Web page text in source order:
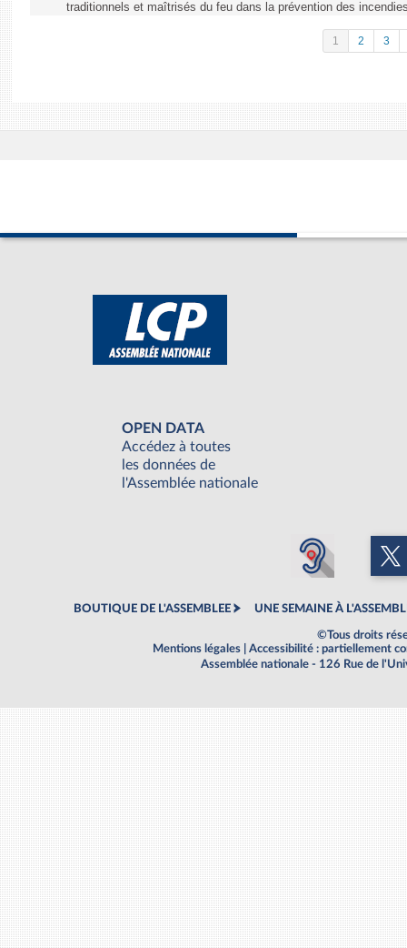
traditionnels et maîtrisés du feu dans la prévention des
1 2 3
OPEN DATA
Accédez à toutes
les données de
l'Assemblée nationale
BOUTIQUE DE L'ASSEMBLEE UNE SEMAINE À
©Tous droits
Mentions légales
Accessibilité : partiellement
Assemblée nationale - 126 Rue de